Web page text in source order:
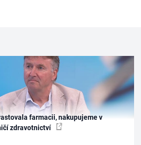
farmacii, nakupujeme v
zdravotnictví